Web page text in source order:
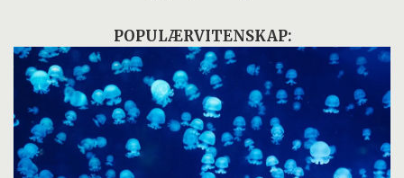
POPULÆRVITENSKAP: